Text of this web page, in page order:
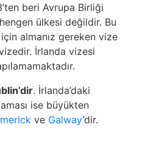
beri Avrupa Birliği
ülkesi değildir. Bu
almanız gereken vize
İrlanda vizesi
. İrlanda’daki
ise büyükten
ve Galway’dir.